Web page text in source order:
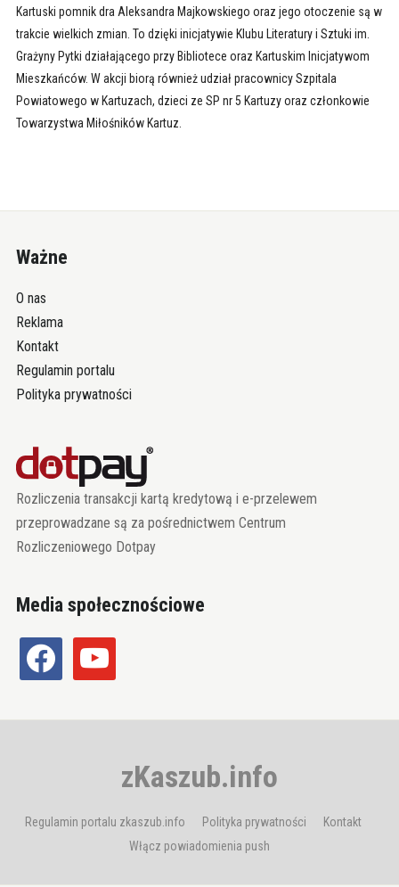
Kartuski pomnik dra Aleksandra Majkowskiego oraz jego otoczenie są w
trakcie wielkich zmian. To dzięki inicjatywie Klubu Literatury i Sztuki im.
Grażyny Pytki działającego przy Bibliotece oraz Kartuskim Inicjatywom
Mieszkańców. W akcji biorą również udział pracownicy Szpitala
Powiatowego w Kartuzach, dzieci ze SP nr 5 Kartuzy oraz członkowie
Towarzystwa Miłośników Kartuz.
Ważne
O nas
Reklama
Kontakt
Regulamin portalu
Polityka prywatności
Rozliczenia transakcji kartą kredytową i e-przelewem
przeprowadzane są za pośrednictwem Centrum
Rozliczeniowego Dotpay
Media społecznościowe
facebook youtube
zKaszub.info
Regulamin portalu zkaszub.info Polityka prywatności
Kontakt
Włącz powiadomienia push